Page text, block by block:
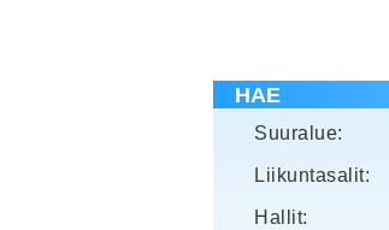
HAE
Suuralue:
Liikuntasalit:
Hallit: